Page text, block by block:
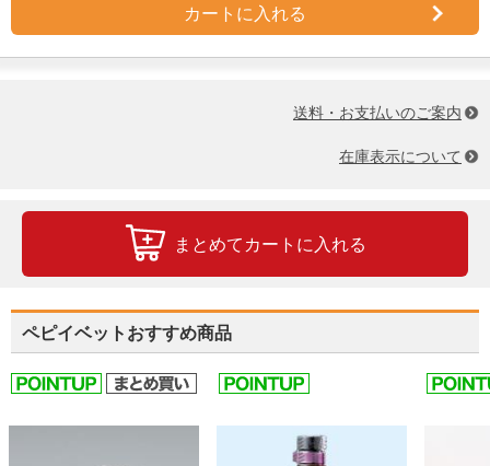
猫の心原性肺水腫
急性呼吸窮迫症候群
胃拡張捻転症候群
胆管閉塞
腹囲膨満
腹水を伴う腹囲膨満
尿の異常
雄猫の尿道閉塞
急性腎障害
カートに入れる
送料・お支払いのご案内
在庫表示について
まとめてカートに入れる
ペピイベットおすすめ商品